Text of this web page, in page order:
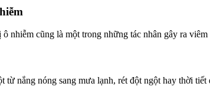
nhiễm cũng là một trong những tác nhân gây ra viêm
từ nắng nóng sang mưa lạnh, rét đột ngột hay thời